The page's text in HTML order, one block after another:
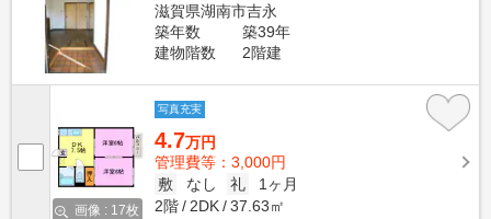
滋賀県湖南市吉永
築年数
築39年
建物階数
2階建
画像 : 17枚
写真充実
4.7万円
管理費等：3,000円
敷
なし 礼
1ヶ月
2階
2DK 37.63㎡